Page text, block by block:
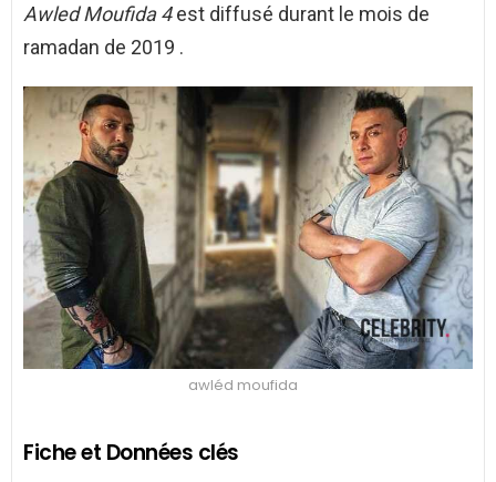
Awled Moufida 4est diffusé durant le mois de
ramadan de 2019 .
awléd moufida
Fiche et Données clés